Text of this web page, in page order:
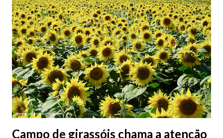
Campo de girassóis chama a atenção